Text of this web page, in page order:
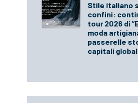
Stile italiano
confini:
tour 2026 di
moda
passerelle
capitali